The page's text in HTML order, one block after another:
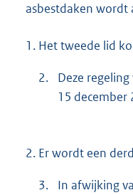
asbestdaken wordt
1. Het tweede lid
2.
Deze
15 december
2. Er wordt een
3.
In afwijking